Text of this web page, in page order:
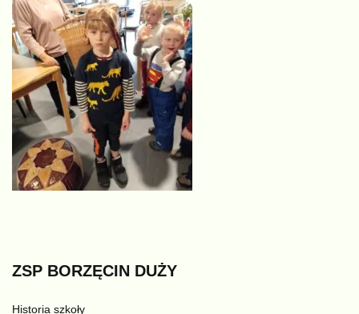
ZSP BORZĘCIN DUŻY
Historia szkoły